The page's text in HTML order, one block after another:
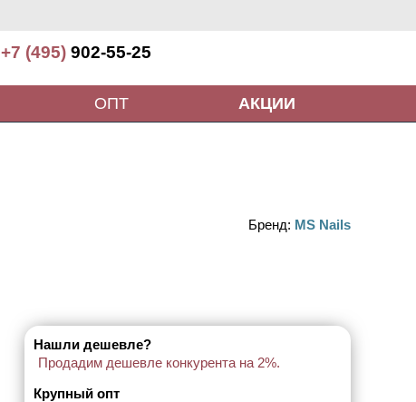
+7 (495) 902-55-25
ОПТ АКЦИИ
Бренд: MS Nails
Нашли дешевле?
Продадим дешевле конкурента на 2%.
Крупный опт